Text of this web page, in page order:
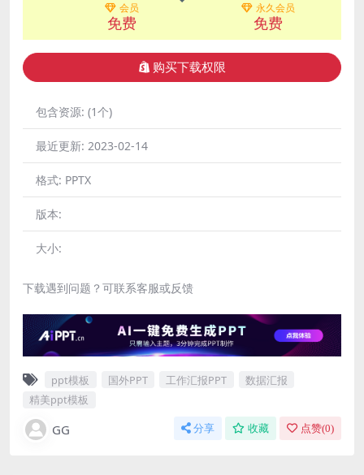
会员
免费
永久会员
免费
购买下载权限
包含资源: (1个)
最近更新: 2023-02-14
格式: PPTX
版本:
大小:
下载遇到问题？可联系客服或反馈
ppt模板 国外PPT 工作汇报PPT
数据汇报
精美ppt模板
GG 分享 收藏 点赞(0)